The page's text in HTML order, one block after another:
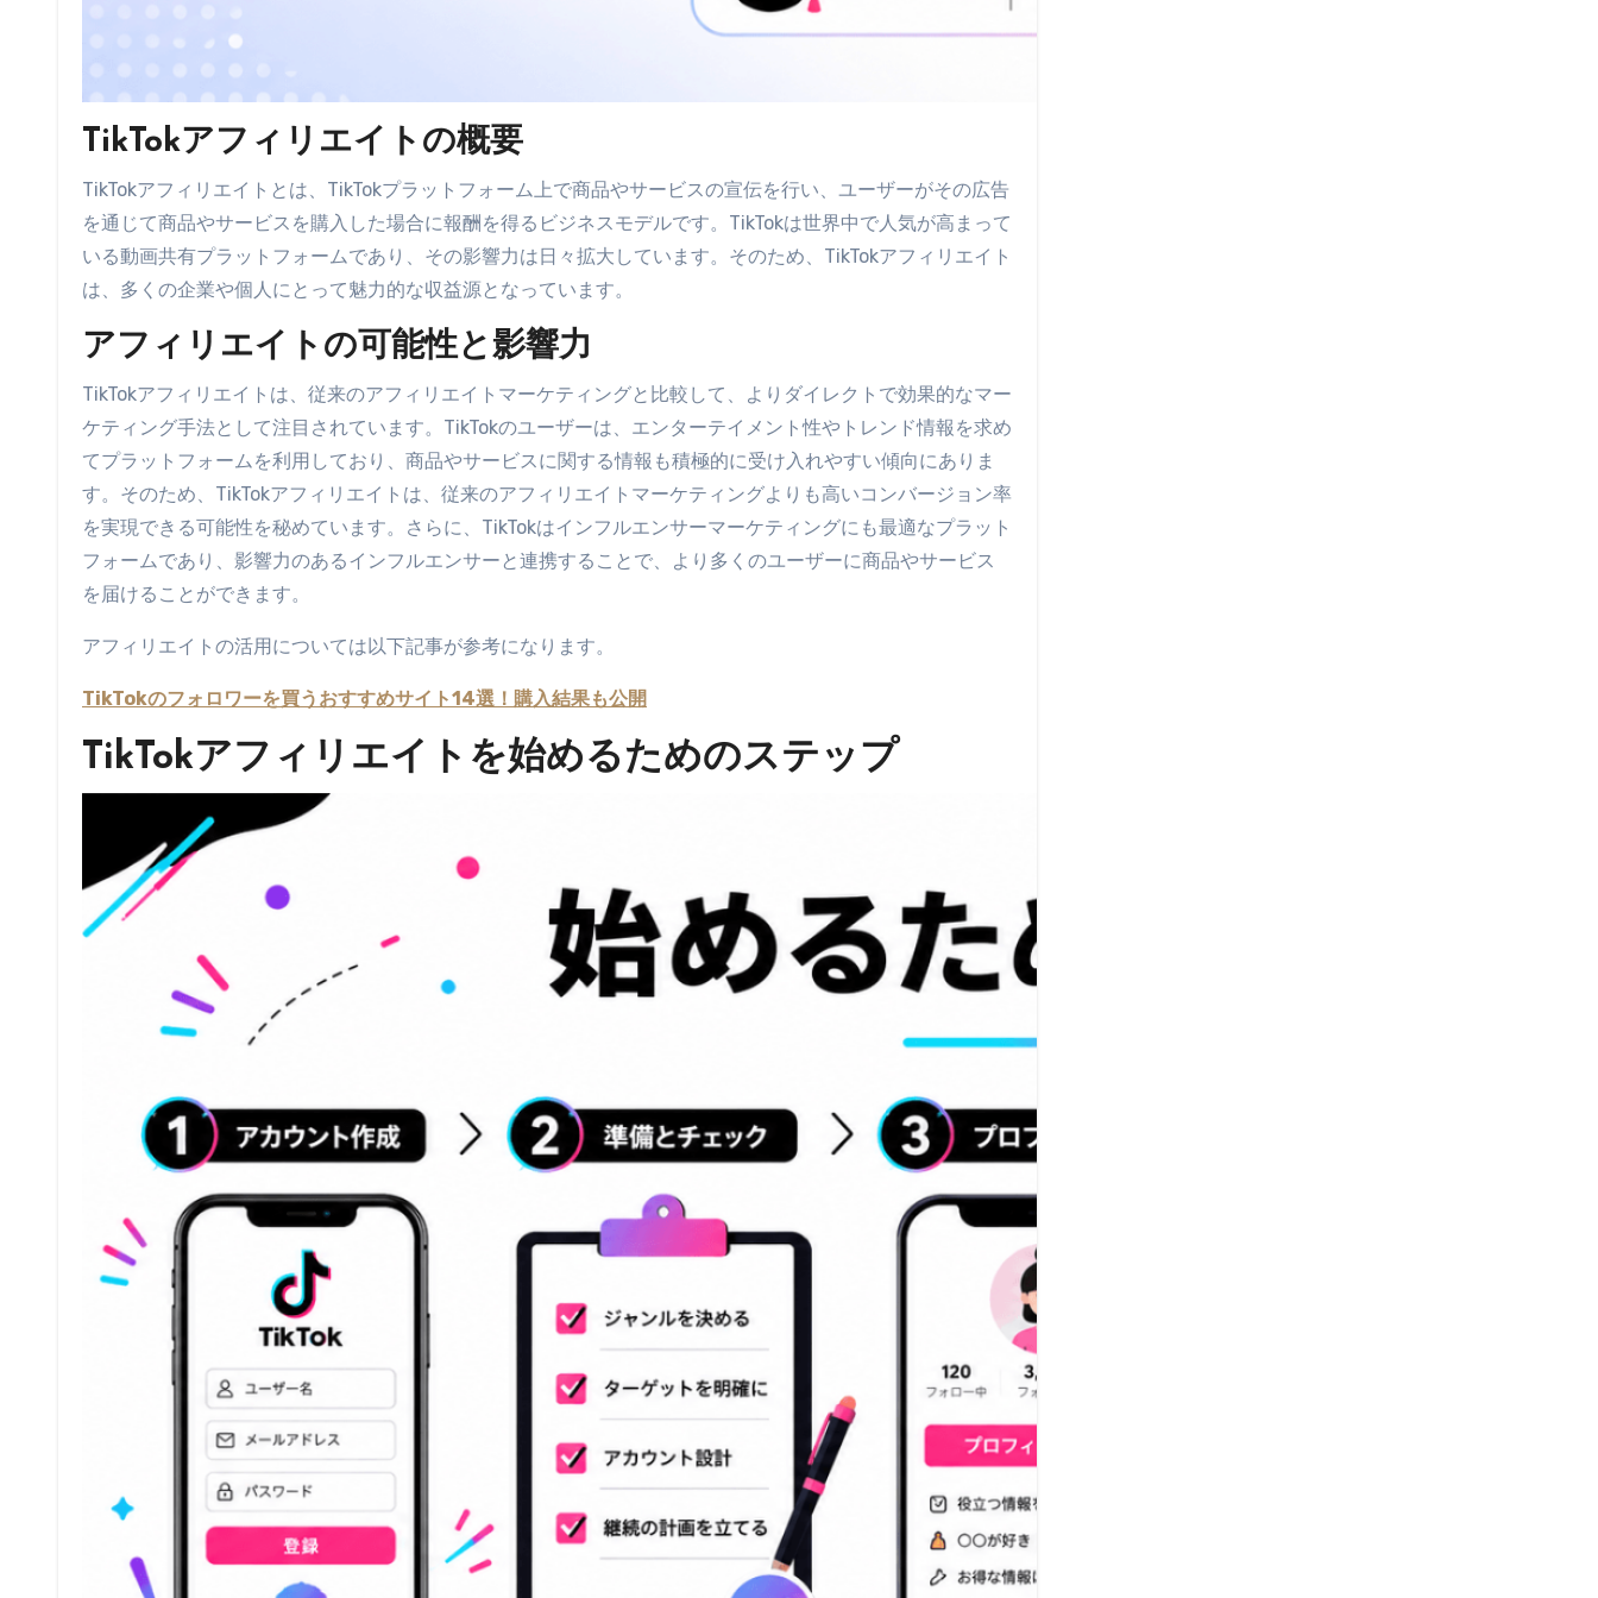
TikTokアフィリエイトの概要
TikTokアフィリエイトとは、TikTokプラットフォーム上で商品やサービスの宣伝を行い、ユーザーがその広告
を通じて商品やサービスを購入した場合に報酬を得るビジネスモデルです。TikTokは世界中で人気が高まって
いる動画共有プラットフォームであり、その影響力は日々拡大しています。そのため、TikTokアフィリエイト
は、多くの企業や個人にとって魅力的な収益源となっています。
アフィリエイトの可能性と影響力
TikTokアフィリエイトは、従来のアフィリエイトマーケティングと比較して、よりダイレクトで効果的なマー
ケティング手法として注目されています。TikTokのユーザーは、エンターテイメント性やトレンド情報を求め
てプラットフォームを利用しており、商品やサービスに関する情報も積極的に受け入れやすい傾向にありま
す。そのため、TikTokアフィリエイトは、従来のアフィリエイトマーケティングよりも高いコンバージョン率
を実現できる可能性を秘めています。さらに、TikTokはインフルエンサーマーケティングにも最適なプラット
フォームであり、影響力のあるインフルエンサーと連携することで、より多くのユーザーに商品やサービス
を届けることができます。
アフィリエイトの活用については以下記事が参考になります。
TikTokのフォロワーを買うおすすめサイト14選！購入結果も公開
TikTokアフィリエイトを始めるためのステップ